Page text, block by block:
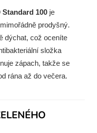
100 je
prodyšný.
dýchat, což oceníte
složka
zápach, takže se
rána až do večera.